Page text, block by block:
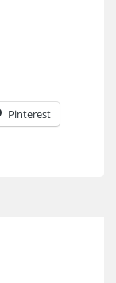
Pinterest